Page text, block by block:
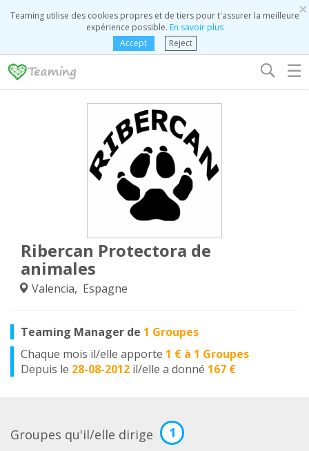
×
Teaming utilise des cookies propres et de tiers pour t'assurer la meilleure
expérience possible. En savoir plus
Accept
Reject
☰
Ribercan Protectora de
animales
Valencia, Espagne
Teaming Manager de 1 Groupes
Chaque mois il/elle apporte 1 € à 1 Groupes
Depuis le 28-08-2012 il/elle a donné 167 €
Groupes qu'il/elle dirige 1